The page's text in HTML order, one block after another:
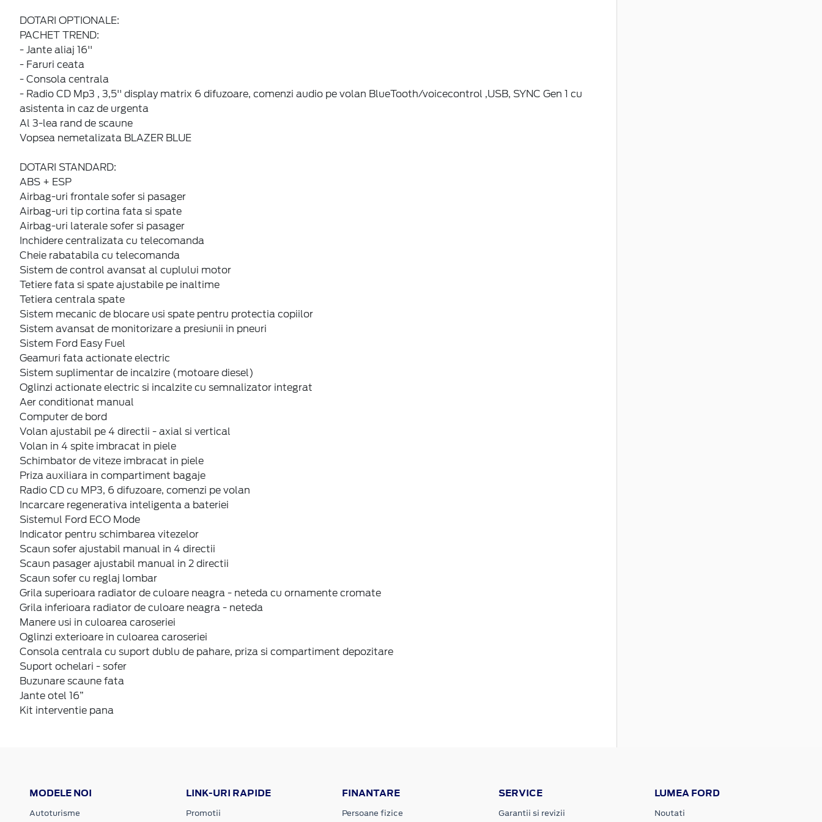
DOTARI OPTIONALE:
PACHET TREND:
- Jante aliaj 16''
- Faruri ceata
- Consola centrala
- Radio CD Mp3 , 3,5'' display matrix 6 difuzoare, comenzi audio pe volan BlueTooth/voicecontrol ,USB, SYNC Gen 1 cu
asistenta in caz de urgenta
Al 3-lea rand de scaune
Vopsea nemetalizata BLAZER BLUE
DOTARI STANDARD:
ABS + ESP
Airbag-uri frontale sofer si pasager
Airbag-uri tip cortina fata si spate
Airbag-uri laterale sofer si pasager
Inchidere centralizata cu telecomanda
Cheie rabatabila cu telecomanda
Sistem de control avansat al cuplului motor
Tetiere fata si spate ajustabile pe inaltime
Tetiera centrala spate
Sistem mecanic de blocare usi spate pentru protectia copiilor
Sistem avansat de monitorizare a presiunii in pneuri
Sistem Ford Easy Fuel
Geamuri fata actionate electric
Sistem suplimentar de incalzire (motoare diesel)
Oglinzi actionate electric si incalzite cu semnalizator integrat
Aer conditionat manual
Computer de bord
Volan ajustabil pe 4 directii - axial si vertical
Volan in 4 spite imbracat in piele
Schimbator de viteze imbracat in piele
Priza auxiliara in compartiment bagaje
Radio CD cu MP3, 6 difuzoare, comenzi pe volan
Incarcare regenerativa inteligenta a bateriei
Sistemul Ford ECO Mode
Indicator pentru schimbarea vitezelor
Scaun sofer ajustabil manual in 4 directii
Scaun pasager ajustabil manual in 2 directii
Scaun sofer cu reglaj lombar
Grila superioara radiator de culoare neagra - neteda cu ornamente cromate
Grila inferioara radiator de culoare neagra - neteda
Manere usi in culoarea caroseriei
Oglinzi exterioare in culoarea caroseriei
Consola centrala cu suport dublu de pahare, priza si compartiment depozitare
Suport ochelari - sofer
Buzunare scaune fata
Jante otel 16”
Kit interventie pana
MODELE NOI
Autoturisme
LINK-URI RAPIDE
Promotii
FINANTARE
Persoane fizice
SERVICE
Garantii si revizii
LUMEA FORD
Noutati